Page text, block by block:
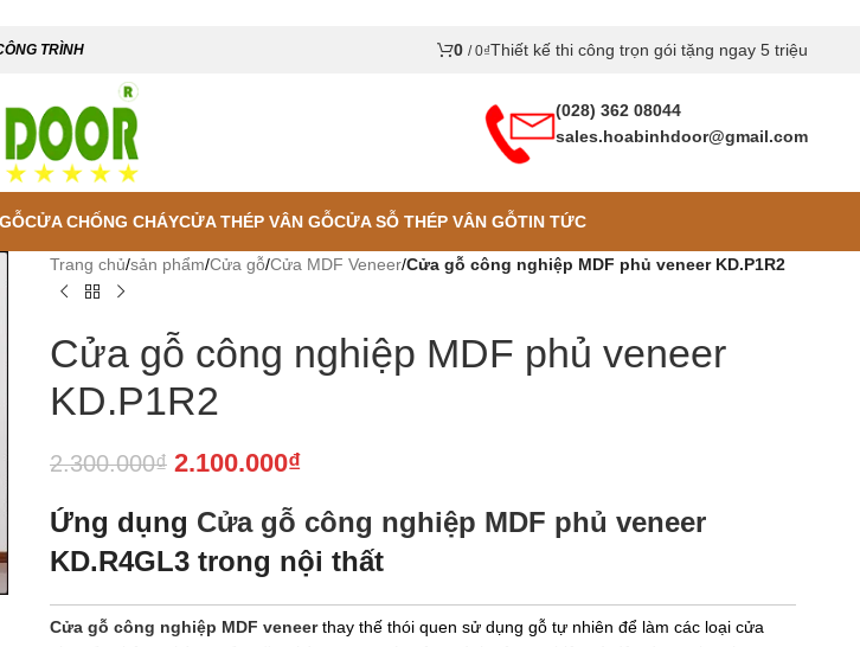
TRÌNH 0 / 0₫Thiết kế thi công trọn gói tặng ngay 5 triệu
(028) 362 08044
sales.hoabinhdoor@gmail.com
CỬA CHỐNG CHÁYCỬA THÉP VÂN GỖCỬA SỖ THÉP VÂN GỖTIN TỨC
Trang chủ/sản phẩm/Cửa gỗ/Cửa MDF Veneer/Cửa gỗ công nghiệp MDF phủ veneer KD.P1R2
Cửa gỗ công nghiệp MDF phủ veneer
KD.P1R2
2.300.000₫ 2.100.000₫
Ứng dụng Cửa gỗ công nghiệp MDF phủ veneer
KD.R4GL3 trong nội thất
Cửa gỗ công nghiệp MDF veneerthay thế thói quen sử dụng gỗ tự nhiên để làm các loại cửa